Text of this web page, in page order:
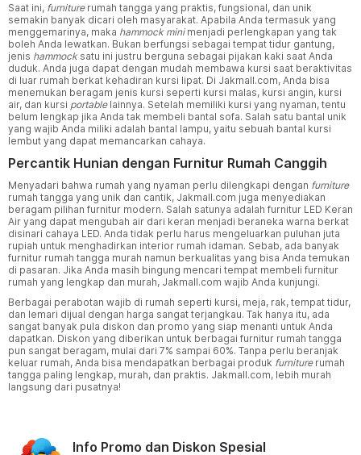
Saat ini, furniture rumah tangga yang praktis, fungsional, dan unik
semakin banyak dicari oleh masyarakat. Apabila Anda termasuk yang
menggemarinya, maka hammock mini menjadi perlengkapan yang tak
boleh Anda lewatkan. Bukan berfungsi sebagai tempat tidur gantung,
jenis hammock satu ini justru berguna sebagai pijakan kaki saat Anda
duduk. Anda juga dapat dengan mudah membawa kursi saat beraktivitas
di luar rumah berkat kehadiran kursi lipat. Di Jakmall.com, Anda bisa
menemukan beragam jenis kursi seperti kursi malas, kursi angin, kursi
air, dan kursi portable lainnya. Setelah memiliki kursi yang nyaman, tentu
belum lengkap jika Anda tak membeli bantal sofa. Salah satu bantal unik
yang wajib Anda miliki adalah bantal lampu, yaitu sebuah bantal kursi
lembut yang dapat memancarkan cahaya.
Percantik Hunian dengan Furnitur Rumah Canggih
Menyadari bahwa rumah yang nyaman perlu dilengkapi dengan furniture
rumah tangga yang unik dan cantik, Jakmall.com juga menyediakan
beragam pilihan furnitur modern. Salah satunya adalah furnitur LED Keran
Air yang dapat mengubah air dari keran menjadi beraneka warna berkat
disinari cahaya LED. Anda tidak perlu harus mengeluarkan puluhan juta
rupiah untuk menghadirkan interior rumah idaman. Sebab, ada banyak
furnitur rumah tangga murah namun berkualitas yang bisa Anda temukan
di pasaran. Jika Anda masih bingung mencari tempat membeli furnitur
rumah yang lengkap dan murah, Jakmall.com wajib Anda kunjungi.
Berbagai perabotan wajib di rumah seperti kursi, meja, rak, tempat tidur,
dan lemari dijual dengan harga sangat terjangkau. Tak hanya itu, ada
sangat banyak pula diskon dan promo yang siap menanti untuk Anda
dapatkan. Diskon yang diberikan untuk berbagai furnitur rumah tangga
pun sangat beragam, mulai dari 7% sampai 60%. Tanpa perlu beranjak
keluar rumah, Anda bisa mendapatkan berbagai produk furniture rumah
tangga paling lengkap, murah, dan praktis. Jakmall.com, lebih murah
langsung dari pusatnya!
Info Promo dan Diskon Spesial